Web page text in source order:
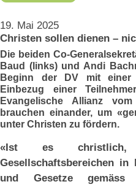
19. Mai 2025
Christen sollen dienen –
Die beiden Co-
Baud (links) und Andi
Beginn der DV mit einer
Einbezug einer
Evangelische Allianz
brauchen einander, um
unter Christen zu fördern.
«Ist es
Gesellschaftsbereichen
und Gesetze